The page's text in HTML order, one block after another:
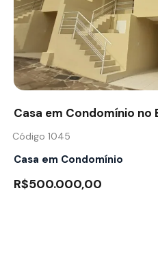
Casa em Condomínio no
Código 1045
Casa em Condomínio
R$500.000,00